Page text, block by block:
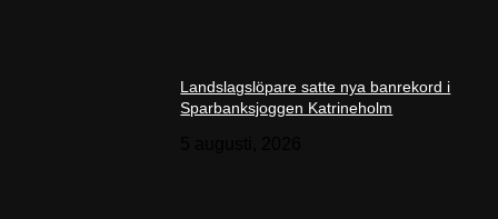
Landslagslöpare satte nya banrekord i
Sparbanksjoggen Katrineholm